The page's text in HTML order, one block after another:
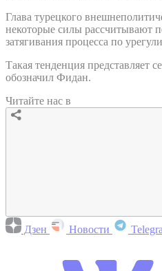
Глава турецкого
некоторые силы рассчитывают
затягивания процесса по
Такая тенденция представляет
обозначил Фидан.
Читайте нас в
Дзен Новости